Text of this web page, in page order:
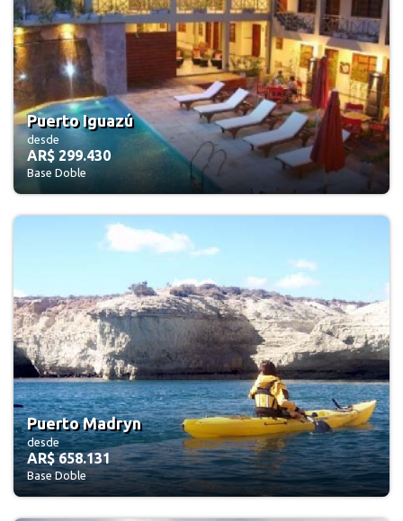
Puerto Iguazú
desde
AR$ 299.430
Base Doble
Puerto Madryn
desde
AR$ 658.131
Base Doble